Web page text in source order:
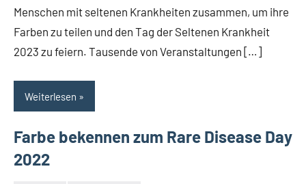
Menschen mit seltenen Krankheiten zusammen, um ihre
Farben zu teilen und den Tag der Seltenen Krankheit
2023 zu feiern. Tausende von Veranstaltungen […]
Weiterlesen
Farbe bekennen zum Rare Disease Day
2022